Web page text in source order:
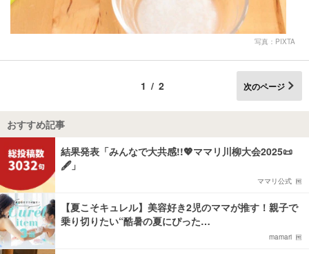
写真：PIXTA
1/2 次のページ
おすすめ記事
結果発表「みんなで大共感!!💖ママリ川柳大会2025📜
🖋️」
ママリ公式
【夏こそキュレル】美容好き2児のママが推す！親子で
乗り切りたい“酷暑の夏にぴった…
mamari